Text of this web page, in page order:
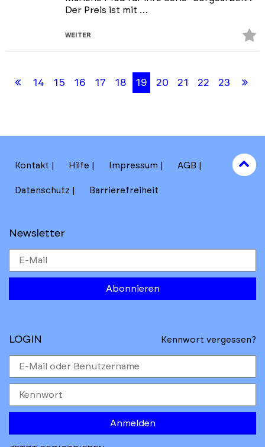
Der Preis ist mit …
WEITER
to
to
Erste
14 15 16 17 18 19 20 21 22 23
Kontakt Hilfe Impressum AGB
Datenschutz Barrierefreiheit
Newsletter
Abonnieren
to
top
LOGIN Kennwort vergessen?
Anmelden